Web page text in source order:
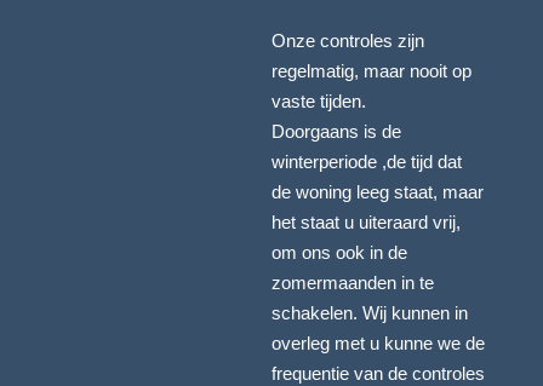
Onze controles zijn
regelmatig, maar nooit op
vaste tijden.
Doorgaans is de
winterperiode ,de tijd dat
de woning leeg staat, maar
het staat u uiteraard vrij,
om ons ook in de
zomermaanden in te
schakelen. Wij kunnen in
overleg met u kunne we de
frequentie van de controles